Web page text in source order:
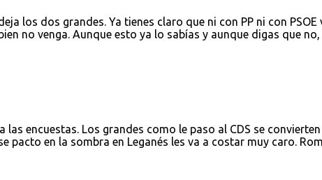
los dos grandes. Ya tienes claro que ni con PP ni con PSOE
no venga. Aunque esto ya lo sabías y aunque digas que
encuestas. Los grandes como le paso al CDS se convierten
pacto en la sombra en Leganés les va a costar muy caro.